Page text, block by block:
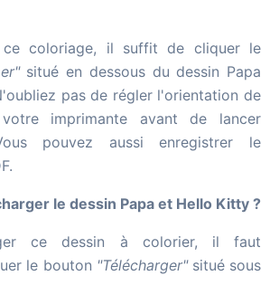
ce coloriage, il suffit de cliquer le
situé en dessous du dessin Papa
pas de régler l'orientation de
imprimante avant de lancer
pouvez aussi enregistrer le
le dessin Papa et Hello Kitty ?
ce dessin à colorier, il faut
le bouton "Télécharger"situé sous